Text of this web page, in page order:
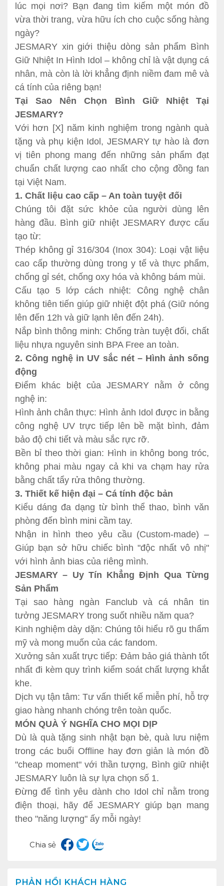
lúc mọi nơi? Bạn đang tìm kiếm một món đồ
vừa thời trang, vừa hữu ích cho cuộc sống hàng
ngày?
JESMARY xin giới thiệu dòng sản phẩm Bình
Giữ Nhiệt In Hình Idol – không chỉ là vật dụng cá
nhân, mà còn là lời khẳng định niềm đam mê và
cá tính của riêng bạn!
Tại Sao Nên Chọn Bình Giữ Nhiệt Tại
JESMARY?
Với hơn [X] năm kinh nghiệm trong ngành quà
tặng và phụ kiện Idol, JESMARY tự hào là đơn
vị tiên phong mang đến những sản phẩm đạt
chuẩn chất lượng cao nhất cho cộng đồng fan
tại Việt Nam.
1. Chất liệu cao cấp – An toàn tuyệt đối
Chúng tôi đặt sức khỏe của người dùng lên
hàng đầu. Bình giữ nhiệt JESMARY được cấu
tạo từ:
Thép không gỉ 316/304 (Inox 304): Loại vật liệu
cao cấp thường dùng trong y tế và thực phẩm,
chống gỉ sét, chống oxy hóa và không bám mùi.
Cấu tạo 5 lớp cách nhiệt: Công nghệ chân
không tiên tiến giúp giữ nhiệt đột phá (Giữ nóng
lên đến 12h và giữ lạnh lên đến 24h).
Nắp bình thông minh: Chống tràn tuyệt đối, chất
liệu nhựa nguyên sinh BPA Free an toàn.
2. Công nghệ in UV sắc nét – Hình ảnh sống
động
Điểm khác biệt của JESMARY nằm ở công
nghệ in:
Hình ảnh chân thực: Hình ảnh Idol được in bằng
công nghệ UV trực tiếp lên bề mặt bình, đảm
bảo độ chi tiết và màu sắc rực rỡ.
Bền bỉ theo thời gian: Hình in không bong tróc,
không phai màu ngay cả khi va chạm hay rửa
bằng chất tẩy rửa thông thường.
3. Thiết kế hiện đại – Cá tính độc bản
Kiểu dáng đa dạng từ bình thể thao, bình văn
phòng đến bình mini cầm tay.
Nhận in hình theo yêu cầu (Custom-made) –
Giúp bạn sở hữu chiếc bình "độc nhất vô nhị"
với hình ảnh bias của riêng mình.
JESMARY – Uy Tín Khẳng Định Qua Từng
Sản Phẩm
Tại sao hàng ngàn Fanclub và cá nhân tin
tưởng JESMARY trong suốt nhiều năm qua?
Kinh nghiệm dày dặn: Chúng tôi hiểu rõ gu thẩm
mỹ và mong muốn của các fandom.
Xưởng sản xuất trực tiếp: Đảm bảo giá thành tốt
nhất đi kèm quy trình kiểm soát chất lượng khắt
khe.
Dịch vụ tận tâm: Tư vấn thiết kế miễn phí, hỗ trợ
giao hàng nhanh chóng trên toàn quốc.
MÓN QUÀ Ý NGHĨA CHO MỌI DỊP
Dù là quà tặng sinh nhật bạn bè, quà lưu niệm
trong các buổi Offline hay đơn giản là món đồ
"cheap moment" với thần tượng, Bình giữ nhiệt
JESMARY luôn là sự lựa chọn số 1.
Đừng để tình yêu dành cho Idol chỉ nằm trong
điện thoại, hãy để JESMARY giúp bạn mang
theo "năng lượng" ấy mỗi ngày!
Chia sẻ
PHẢN HỒI KHÁCH HÀNG